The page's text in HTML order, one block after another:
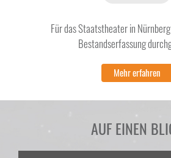
Für das Staatstheater in
Bestandserfassung
Mehr erfahren
AUF EINEN